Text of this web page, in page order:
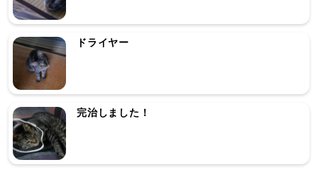
ドライヤー
完治しました！